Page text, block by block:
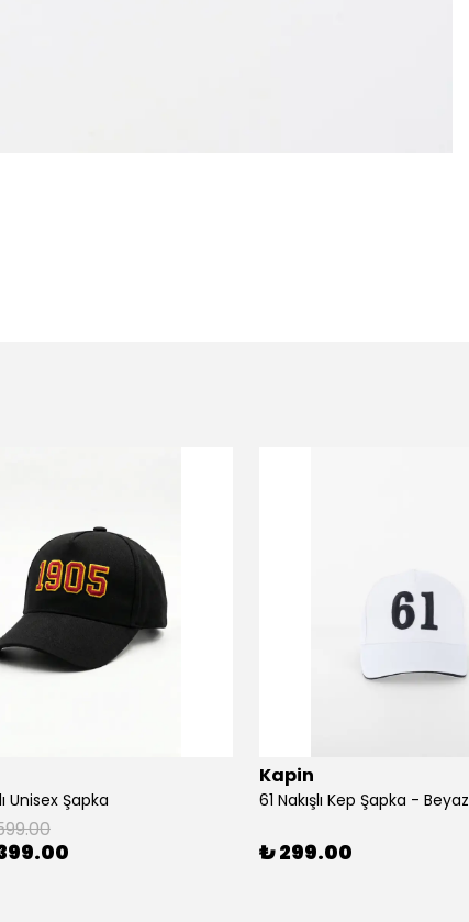
Unisex Şapka
Kapin
61 Nakışlı Kep Şapka - Beyaz
₺ 299.00